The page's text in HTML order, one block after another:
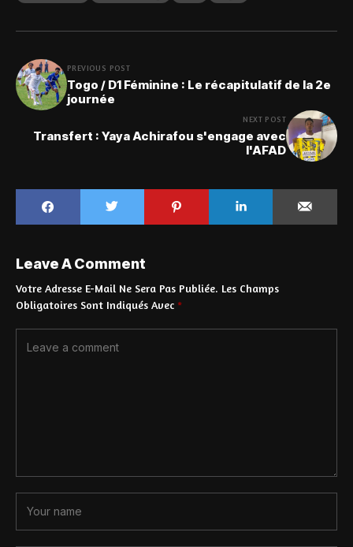
PREVIOUS POST
Togo / D1 Féminine : Le récapitulatif de la 2e
journée
NEXT POST
Transfert : Yaya Achirafou s'engage avec
l'AFAD
Leave A Comment
Votre Adresse E-Mail Ne Sera Pas Publiée. Les Champs
Obligatoires Sont Indiqués Avec *